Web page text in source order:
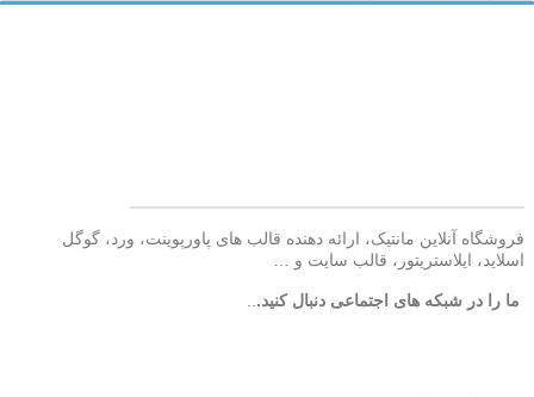
فروشگاه آنلاین مانتیک، ارائه دهنده قالب های پاورپوینت، ورد، گوگل
اسلاید، ایلاستریتور، قالب سایت و …
ما را در شبکه های اجتماعی دنبال کنید.